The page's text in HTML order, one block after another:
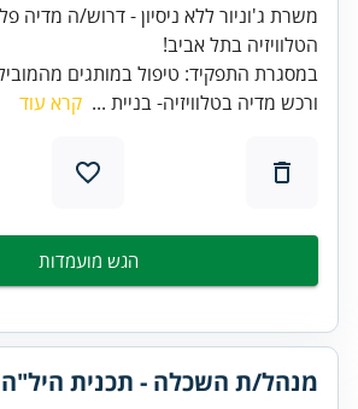
משרת ג'וניור ללא ניסיון - דרוש/ה מדיה
הטלוויזיה בתל אביב!
במסגרת התפקיד: טיפול במותגים
ורכש מדיה בטלוויזיה- בניית ... קרא עוד
הגש מועמדות
מנהל/ת השכלה - תכנית היל"ה